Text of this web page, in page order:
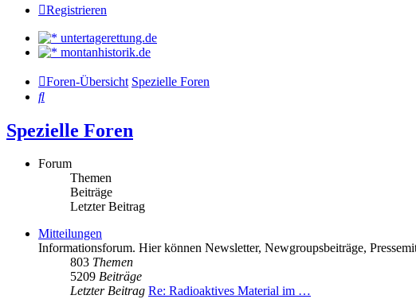
Registrieren
untertagerettung.de
montanhistorik.de
Foren-Übersicht Spezielle Foren
Suche
Spezielle Foren
Forum
Themen
Beiträge
Letzter Beitrag
Mitteilungen
Informationsforum. Hier können Newsletter, Newgroupsbeiträge,
803 Themen
5209 Beiträge
Letzter Beitrag Re: Radioaktives Material im …